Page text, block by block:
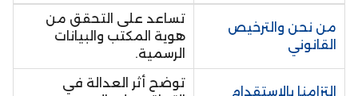
من نحن والترخيص
القانوني
تساعد على التحقق من
هوية المكتب والبيانات
الرسمية.
التزامنا بالاستقدام
توضح أثر العدالة في